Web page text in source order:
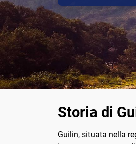
Storia di
Guilin, situata nella